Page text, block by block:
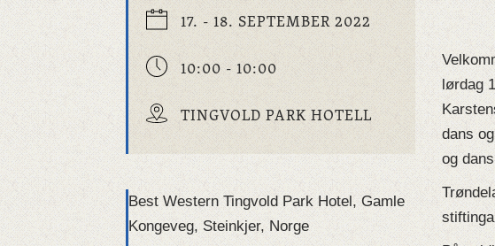
17. - 18. SEPTEMBER 2022
10:00 - 10:00
TINGVOLD PARK HOTELL
Best Western Tingvold Park Hotel, Gamle
Kongeveg, Steinkjer, Norge
lørdag
dans
og